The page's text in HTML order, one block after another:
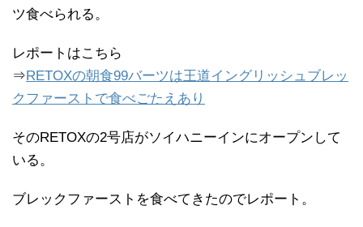
ツ食べられる。
レポートはこちら
⇒RETOXの朝食99バーツは王道イングリッシュブレッ
クファーストで食べごたえあり
そのRETOXの2号店がソイハニーインにオープンして
いる。
ブレックファーストを食べてきたのでレポート。